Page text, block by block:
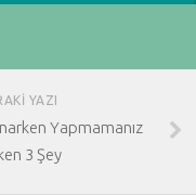
YAZI
Yapmamanız
3 Şey